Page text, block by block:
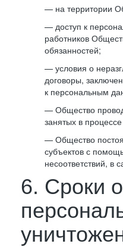
— на территории
— доступ к
работников
обязанностей;
— условия о
договоры,
к персональным
— Общество
занятых в
— Общество
субъектов с
несоответствий, в
6. Сроки